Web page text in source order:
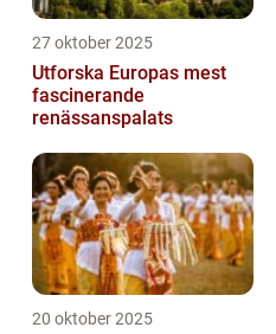
27 oktober 2025
Utforska Europas mest
fascinerande
renässanspalats
20 oktober 2025